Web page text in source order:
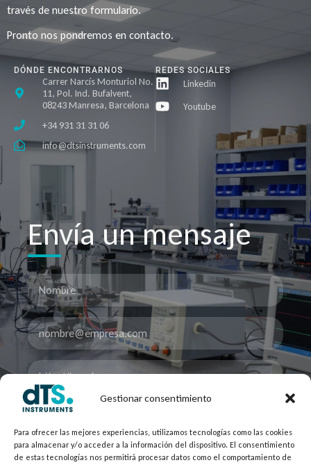
Gestionar consentimiento
Para ofrecer las mejores experiencias, utilizamos tecnologías como las cookies
para almacenar y/o acceder a la información del dispositivo. El consentimiento
de estas tecnologías nos permitirá procesar datos como el comportamiento de
través de nuestro formulario.
Pronto nos pondremos en contacto.
DÓNDE ENCONTRARNOS
Carrer Narcís Monturiol No.
11, Pol. Ind. Bufalvent,
08243 Manresa, Barcelona
+34 931 31 31 06
info@dtsinstruments.com
REDES SOCIALES
Linkedin
Youtube
Envía un mensaje